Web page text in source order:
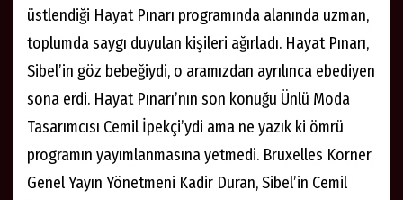
üstlendiği Hayat Pınarı programında alanında uzman,
toplumda saygı duyulan kişileri ağırladı. Hayat Pınarı,
Sibel’in göz bebeğiydi, o aramızdan ayrılınca ebediyen
sona erdi. Hayat Pınarı’nın son konuğu Ünlü Moda
Tasarımcısı Cemil İpekçi’ydi ama ne yazık ki ömrü
programın yayımlanmasına yetmedi. Bruxelles Korner
Genel Yayın Yönetmeni Kadir Duran, Sibel’in Cemil